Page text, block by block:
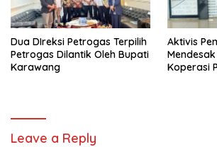
Dua DIreksi Petrogas Terpilih
Petrogas Dilantik Oleh Bupati
Karawang
Aktivis
Koperasi
Leave a Reply